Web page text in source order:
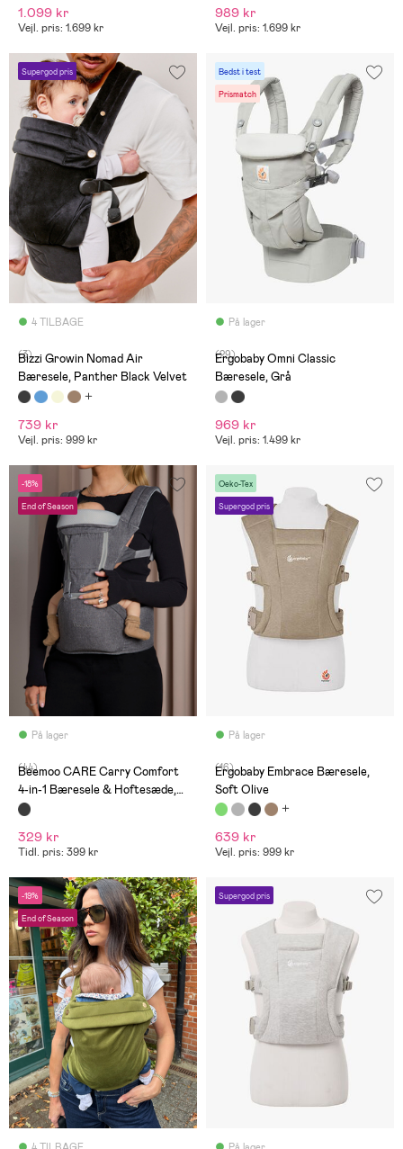
1.099 kr
Vejl. pris: 1.699 kr
989 kr
Vejl. pris: 1.699 kr
Supergod pris
4 TILBAGE
(3)
Bizzi Growin Nomad Air
Bæresele, Panther Black Velvet
739 kr
Vejl. pris: 999 kr
Bedst i test
Prismatch
På lager
(29)
Ergobaby Omni Classic
Bæresele, Grå
969 kr
Vejl. pris: 1.499 kr
-18%
End of Season
På lager
(44)
Beemoo CARE Carry Comfort
4-in-1 Bæresele & Hoftesæde,
Grey
329 kr
Tidl. pris: 399 kr
Oeko-Tex
Supergod pris
På lager
(16)
Ergobaby Embrace Bæresele,
Soft Olive
639 kr
Vejl. pris: 999 kr
-19%
End of Season
Supergod pris